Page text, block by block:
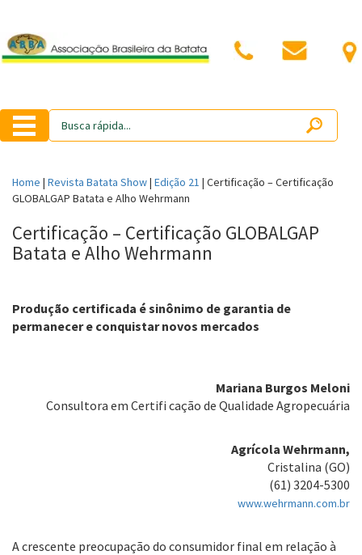
Home | Revista Batata Show| Edição 21 | Certificação – Certificação
GLOBALGAP Batata e Alho Wehrmann
Certificação – Certificação GLOBALGAP
Batata e Alho Wehrmann
Produção certificada é sinônimo de garantia de
permanecer e conquistar novos mercados
Mariana Burgos Meloni
Consultora em Certifi cação de Qualidade Agropecuária
Agrícola Wehrmann,
Cristalina (GO)
(61) 3204-5300
www.wehrmann.com.br
A crescente preocupação do consumidor final em relação à